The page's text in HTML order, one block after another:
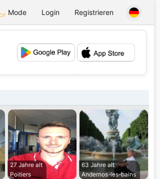
Mode Login Registrieren
27 Jahre alt
Poitiers
63 Jahre alt
Andernos-les-bains